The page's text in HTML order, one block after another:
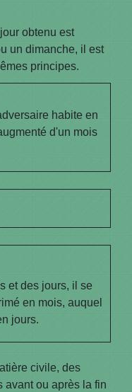
obtenu est
un dimanche, il est
principes.
habite en
d'un mois
et des jours, il se
en mois, auquel
jours.
civile, des
avant ou après la fin